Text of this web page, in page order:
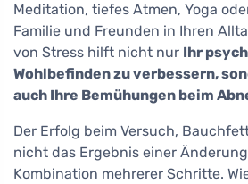
Meditation, tiefes Atmen, Yoga
Familie und Freunden in Ihren
von Stress hilft nicht nur Ihr
Wohlbefinden zu verbessern,
auch Ihre Bemühungen beim
Der Erfolg beim Versuch,
nicht das Ergebnis einer
Kombination mehrerer Schritte.